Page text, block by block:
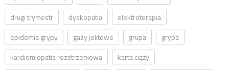
drugi trymestr
dyskopatia
elektroterapia
epidemia grypy
gazy jelitowe grupa
grypa
kardiomiopatia rozstrzeniowa
karta ciąży